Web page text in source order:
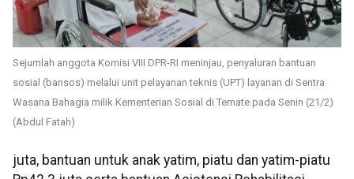
Sejumlah anggota Komisi VIII DPR-RI meninjau, penyaluran bantuan
sosial (bansos) melalui unit pelayanan teknis (UPT) layanan di Sentra
Wasana Bahagia milik Kementerian Sosial di Ternate pada Senin (21/2)
(Abdul Fatah)
juta, bantuan untuk anak yatim, piatu dan yatim-piatu